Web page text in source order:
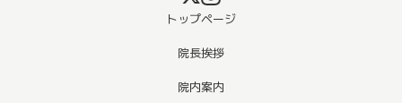
トップページ
院長挨拶
院内案内